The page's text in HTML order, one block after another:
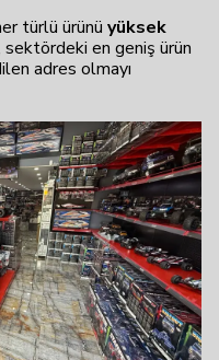
türlü ürünü yüksek
sektördeki en geniş ürün
adres olmayı